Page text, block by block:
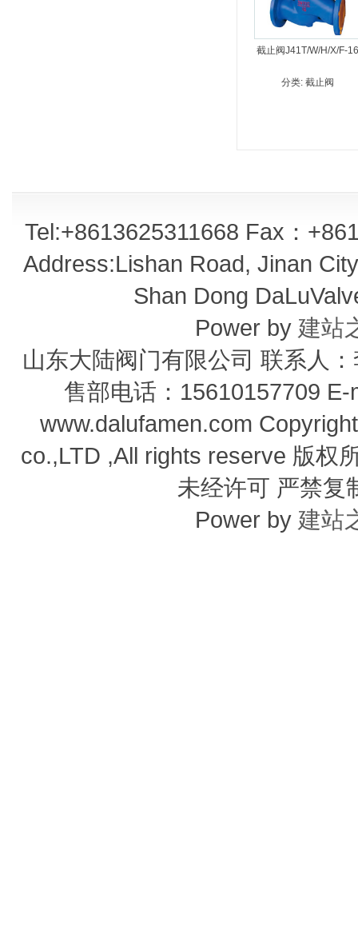
截止阀J41T/W/H/X/F-16
分类: 截止阀
Tel:+8613625311668 Fax：
Address:Lishan Road, Jinan
Shan Dong
Power by 建站
山东大陆阀门有限公司 联系人
售部电话：15610157709
www.dalufamen.com
co.,LTD ,All rights reserve 版权
未经许可 严禁复
Power by 建站